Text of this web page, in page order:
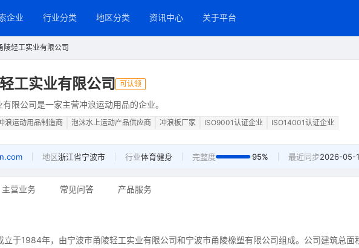
企业 行业分类 地区分类 资讯中心 关于平台
陵轻工实业有限公司
工实业有限公司 可认领
限公司是一家主营冲浪运动用品的企业。
浪运动用品制造商 泡沫水上运动产品供应商 冲浪板厂家 ISO9001认证企业 ISO14001认证企业
地区浙江省宁波市 行业体育健身 完整度 95% 最近同步2026-05-
主营业务 常见问答 产品服务
立于1984年，由宁波市甬陵轻工实业有限公司和宁波市甬陵橡塑有限公司组成。公司建筑总面